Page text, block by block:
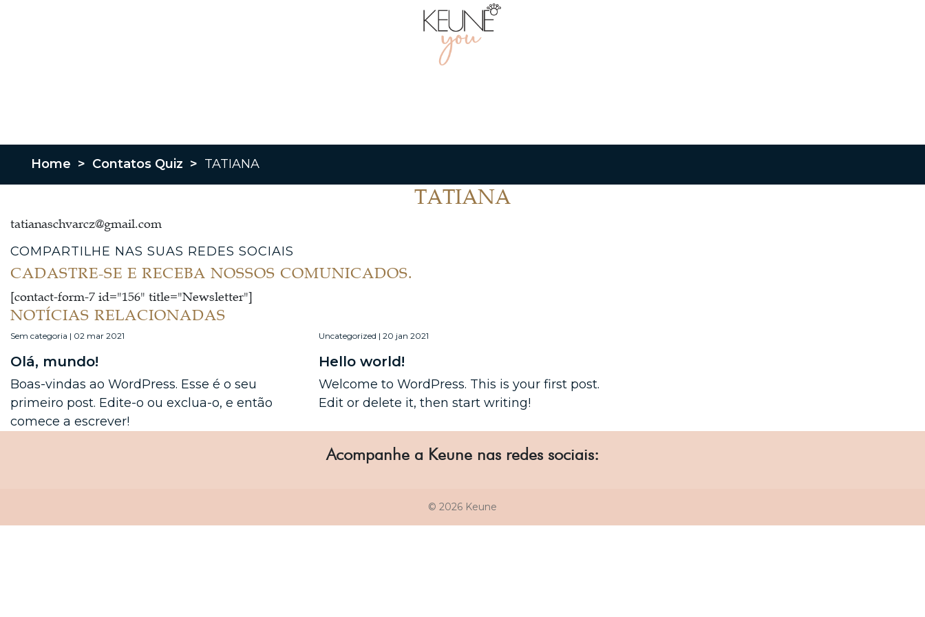
Home > Contatos Quiz > TATIANA
TATIANA
tatianaschvarcz@gmail.com
COMPARTILHE NAS SUAS REDES SOCIAIS
CADASTRE-SE E RECEBA NOSSOS COMUNICADOS.
[contact-form-7 id="156" title="Newsletter"]
NOTÍCIAS RELACIONADAS
Sem categoria | 02 mar 2021
Olá, mundo!
Boas-vindas ao WordPress. Esse é o seu
primeiro post. Edite-o ou exclua-o, e então
comece a escrever!
Uncategorized | 20 jan 2021
Hello world!
Welcome to WordPress. This is your first post.
Edit or delete it, then start writing!
Acompanhe a Keune nas redes sociais:
© 2026 Keune